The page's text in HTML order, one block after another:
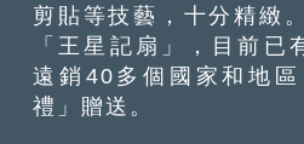
剪貼等技藝，十分精緻
「王星記扇」，目前已
遠銷40多個國家和地
禮」贈送。